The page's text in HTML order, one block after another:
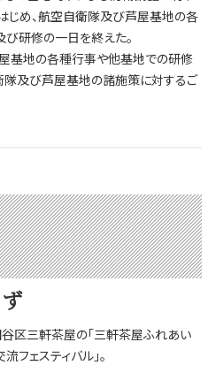
じめ、航空自衛隊及び芦屋基地の各
研修の一日を終えた。
基地の各種行事や他基地での研修
隊及び芦屋基地の諸施策に対するご
谷区三軒茶屋の「三軒茶屋ふれあい
フェスティバル」。